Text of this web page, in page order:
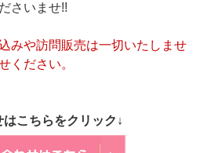
さいませ!!
みや訪問販売は一切いたしませ
ください。
はこちらをクリック↓